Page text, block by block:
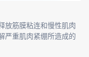
放筋膜粘连和慢性肌肉
严重肌肉紧绷所造成的